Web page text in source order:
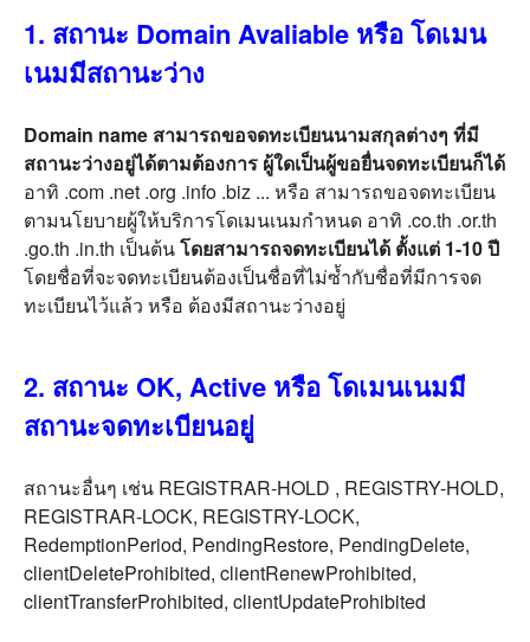
1. สถานะ Domain Avaliable หรือ โดเมน
เนมมีสถานะว่าง
Domain name สามารถขอจดทะเบียนนามสกุลต่างๆ ที่มี
สถานะว่างอยู่ได้ตามต้องการ ผู้ใดเป็นผู้ขอยื่นจดทะเบียนก็ได้
อาทิ .com .net .org .info .biz ... หรือ สามารถขอจดทะเบียน
ตามนโยบายผู้ให้บริการโดเมนเนมกำหนด อาทิ .co.th .or.th
.go.th .in.th เป็นต้นโดยสามารถจดทะเบียนได้ ตั้งแต่ 1-10 ปี
โดยชื่อที่จะจดทะเบียนต้องเป็นชื่อที่ไม่ซ้ำกับชื่อที่มีการจด
ทะเบียนไว้แล้ว หรือ ต้องมีสถานะว่างอยู่
2. สถานะ OK, Active หรือ โดเมนเนมมี
สถานะจดทะเบียนอยู่
สถานะอื่นๆ เช่น REGISTRAR-HOLD , REGISTRY-HOLD,
REGISTRAR-LOCK, REGISTRY-LOCK,
RedemptionPeriod, PendingRestore, PendingDelete,
clientDeleteProhibited, clientRenewProhibited,
clientTransferProhibited, clientUpdateProhibited